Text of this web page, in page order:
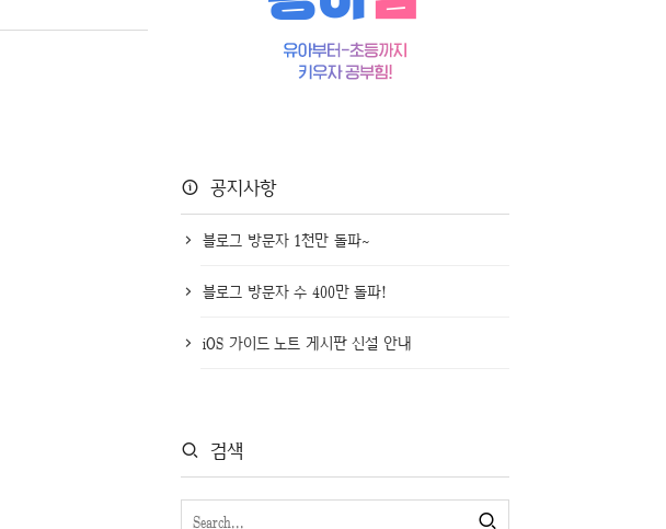
공지사항
블로그 방문자 1천만 돌파~
블로그 방문자 수 400만 돌파!
iOS 가이드 노트 게시판 신설 안내
검색